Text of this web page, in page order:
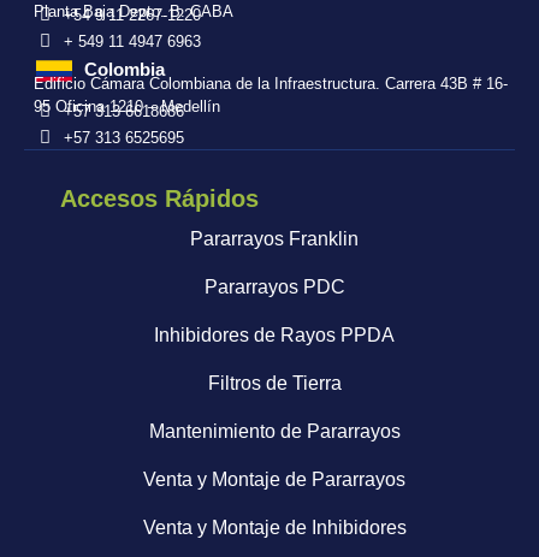
Planta Baja Depto. B. CABA
+54 9 11 2267-1220
+ 549 11 4947 6963
Colombia
Edificio Cámara Colombiana de la Infraestructura. Carrera 43B # 16-
95 Oficina 1210 – Medellín
+57 313 6618686
+57 313 6525695
Accesos Rápidos
Pararrayos Franklin
Pararrayos PDC
Inhibidores de Rayos PPDA
Filtros de Tierra
Mantenimiento de Pararrayos
Venta y Montaje de Pararrayos
Venta y Montaje de Inhibidores